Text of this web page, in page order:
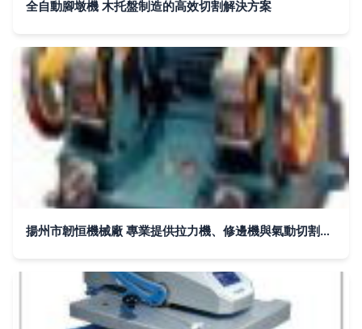
全自動腳墩機 木托盤制造的高效切割解決方案
揚州市韌恒機械廠 專業提供拉力機、修邊機與氣動切割機等建材加工設備